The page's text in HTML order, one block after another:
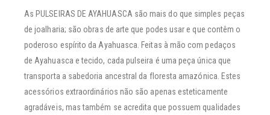
As PULSEIRAS DE AYAHUASCA são mais do que simples peças
de joalharia; são obras de arte que podes usar e que contêm o
poderoso espírito da Ayahuasca. Feitas à mão com pedaços
de Ayahuasca e tecido, cada pulseira é uma peça única que
transporta a sabedoria ancestral da floresta amazónica. Estes
acessórios extraordinários não são apenas esteticamente
agradáveis, mas também se acredita que possuem qualidades